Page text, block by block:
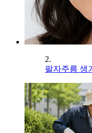
2.
팔자주름 생